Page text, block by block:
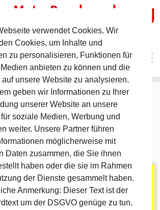
um Pommelsbrunn
» 9.
den Tag:9. März 2016
verwendet Cookies. Wir
Cookies, um Inhalte und
zu personalisieren, Funktionen für
anbieten zu können und die
auf unsere Website zu analysieren.
geben wir Informationen zu Ihrer
unserer Website an unsere
für soziale Medien, Werbung und
weiter. Unsere Partner führen
möglicherweise mit
Daten zusammen, die Sie ihnen
haben oder die sie im Rahmen
der Dienste gesammelt haben.
Anmerkung: Dieser Text ist der
um der DSGVO genüge zu tun.